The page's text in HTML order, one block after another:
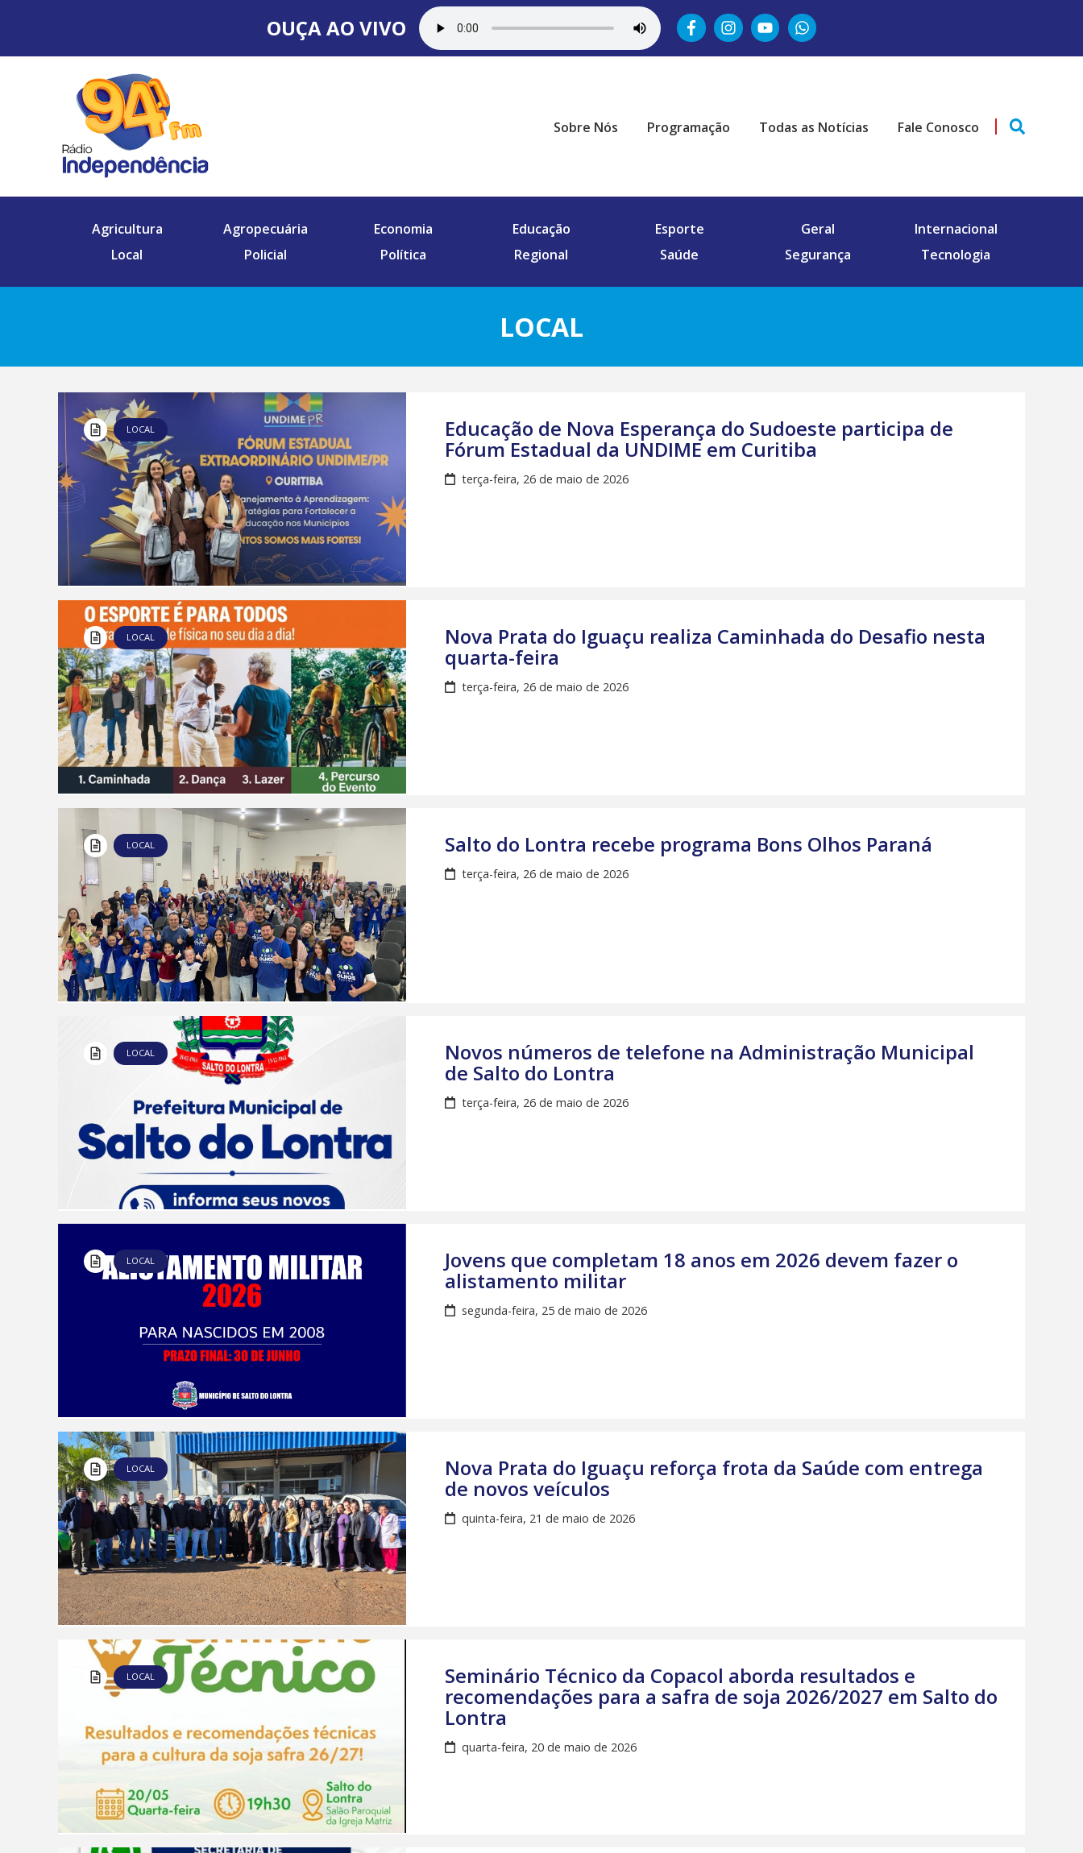
OUÇA AO VIVO
Sobre Nós Programação Todas as Notícias Fale Conosco
Agricultura Agropecuária Economia Educação Esporte Geral
Internacional
Local
Policial Política Regional Saúde Segurança Tecnologia
LOCAL
LOCAL Educação de Nova Esperança do Sudoeste participa de
Fórum Estadual da UNDIME em Curitiba
terça-feira, 26 de maio de 2026
LOCAL Nova Prata do Iguaçu realiza Caminhada do Desafio nesta
quarta-feira
terça-feira, 26 de maio de 2026
LOCAL Salto do Lontra recebe programa Bons Olhos Paraná
terça-feira, 26 de maio de 2026
LOCAL Novos números de telefone na Administração Municipal
de Salto do Lontra
terça-feira, 26 de maio de 2026
LOCAL Jovens que completam 18 anos em 2026 devem fazer o
alistamento militar
segunda-feira, 25 de maio de 2026
LOCAL Nova Prata do Iguaçu reforça frota da Saúde com entrega
de novos veículos
quinta-feira, 21 de maio de 2026
LOCAL Seminário Técnico da Copacol aborda resultados e
recomendações para a safra de soja 2026/2027 em Salto do
Lontra
quarta-feira, 20 de maio de 2026